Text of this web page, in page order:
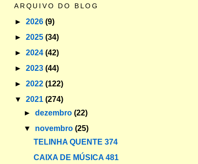
ARQUIVO DO BLOG
► 2026 (9)
► 2025 (34)
► 2024 (42)
► 2023 (44)
► 2022 (122)
▼ 2021 (274)
►dezembro(22)
▼ novembro(25)
TELINHA QUENTE 374
CAIXA DE MÚSICA 481